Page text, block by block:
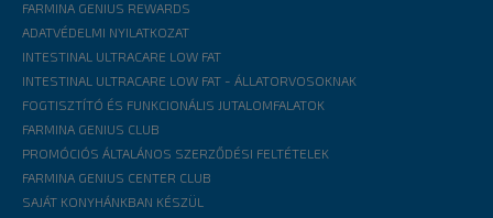
FARMINA GENIUS REWARDS
ADATVÉDELMI NYILATKOZAT
INTESTINAL ULTRACARE LOW FAT
INTESTINAL ULTRACARE LOW FAT - ÁLLATORVOSOKNAK
FOGTISZTÍTÓ ÉS FUNKCIONÁLIS JUTALOMFALATOK
FARMINA GENIUS CLUB
PROMÓCIÓS ÁLTALÁNOS SZERZŐDÉSI FELTÉTELEK
FARMINA GENIUS CENTER CLUB
SAJÁT KONYHÁNKBAN KÉSZÜL